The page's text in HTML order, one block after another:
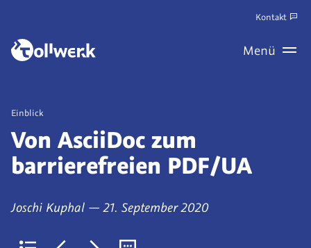
Zum
Menü
Kontakt
Von AsciiDoc zum
barrierefreien PDF/UA
Veröffentlicht
Einblick
von
Joschi Kuphal —am
21. September 2020